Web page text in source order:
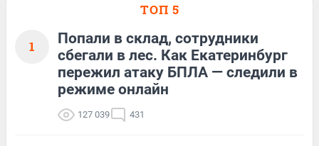
ТОП 5
1
Попали в склад, сотрудники
сбегали в лес. Как Екатеринбург
пережил атаку БПЛА — следили в
режиме онлайн
127 039 431